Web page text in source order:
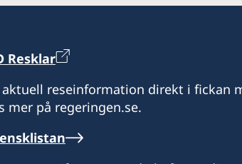
Resklar
aktuell reseinformation direkt i fickan
mer på regeringen.se.